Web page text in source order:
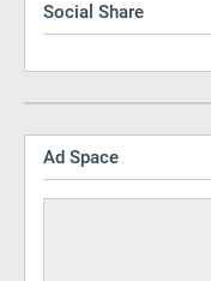
Social Share
Ad Space